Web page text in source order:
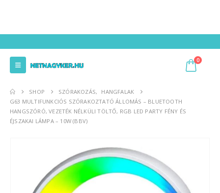
0
SHOP SZÓRAKOZÁS,
HANGFALAK
G63 MULTIFUNKCIÓS SZÓRAKOZTATÓ ÁLLOMÁS – BLUETOOTH
HANGSZÓRÓ, VEZETÉK NÉLKÜLI TÖLTŐ, RGB LED PARTY FÉNY ÉS
ÉJSZAKAI LÁMPA – 10W (BBV)